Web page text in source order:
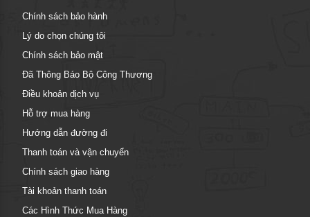
Chính sách bảo hành
Lý do chọn chúng tôi
Chính sách bảo mật
Đã Thông Báo Bộ Công Thương
Điều khoản dịch vụ
Hỗ trợ mua hàng
Hướng dẫn đường đi
Thanh toán và vận chuyển
Chính sách giao hàng
Tài khoản thanh toán
Các Hình Thức Mua Hàng